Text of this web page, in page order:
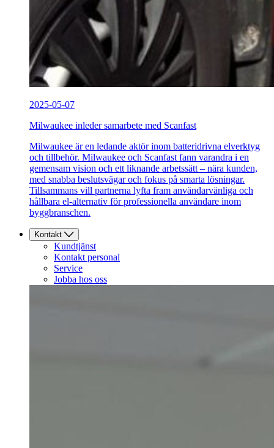
2025-05-07
Milwaukee inleder samarbete med Scanfast
Milwaukee är en ledande aktör inom batteridrivna elverktyg
och tillbehör. Milwaukee och Scanfast fann varandra i en
gemensam vision och ett liknande arbetssätt – nära kunden,
med snabba beslutsvägar och fokus på smarta lösningar.
Tillsammans vill partnerna lyfta fram användarvänliga och
hållbara el-alternativ för professionella användare inom
byggbranschen.
Kontakt
Kundtjänst
Kontakt personal
Service
Jobba hos oss